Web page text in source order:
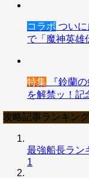
コラボ ついに
で「魔神英雄
特集 『鈴蘭
を解禁ッ！記
攻略記事ランキング
最強船長ラン
1